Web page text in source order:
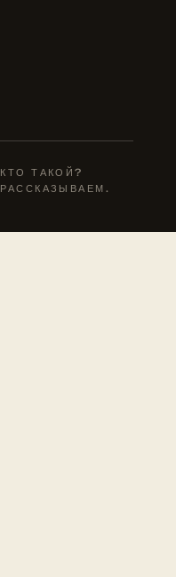
КТО ТАКОЙ?
РАССКАЗЫВАЕМ.